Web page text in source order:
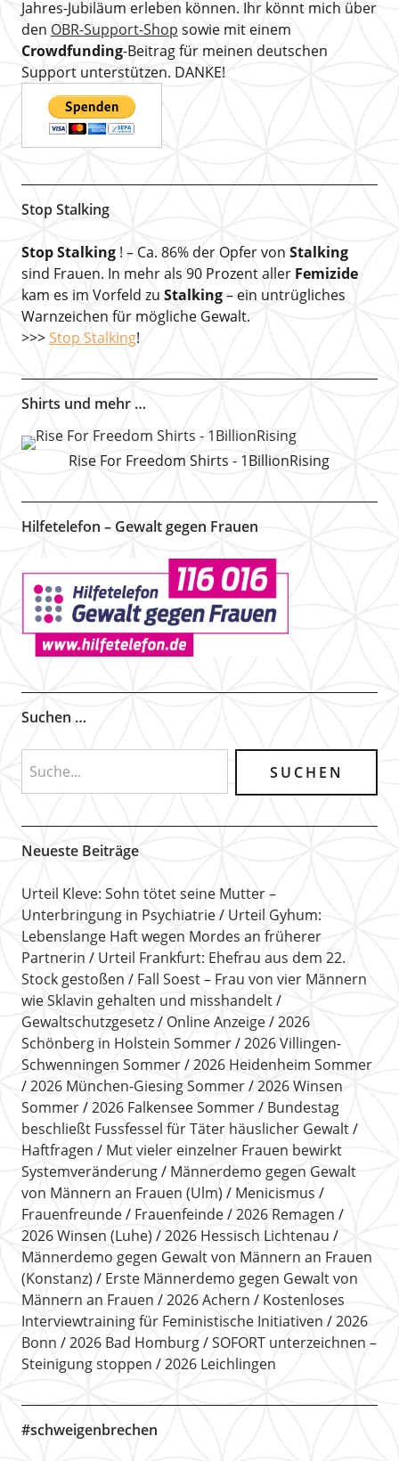
Jahres-Jubiläum erleben können. Ihr könnt mich über
den OBR-Support-Shop sowie mit einem
Crowdfunding-Beitrag für meinen deutschen
Support unterstützen. DANKE!
Stop Stalking
Stop Stalking! – Ca. 86% der Opfer von Stalking
sind Frauen. In mehr als 90 Prozent aller Femizide
kam es im Vorfeld zu Stalking– ein untrügliches
Warnzeichen für mögliche Gewalt.
>>> Stop Stalking!
Shirts und mehr …
Rise For Freedom Shirts - 1BillionRising
Hilfetelefon – Gewalt gegen Frauen
Suchen …
Neueste Beiträge
Urteil Kleve: Sohn tötet seine Mutter –
Unterbringung in Psychiatrie
Urteil Gyhum:
Lebenslange Haft wegen Mordes an früherer
Partnerin
Urteil Frankfurt: Ehefrau aus dem 22.
Stock gestoßen
Fall Soest – Frau von vier Männern
wie Sklavin gehalten und misshandelt
Gewaltschutzgesetz
Online Anzeige
2026
Schönberg in Holstein Sommer
2026 Villingen-
Schwenningen Sommer
2026 Heidenheim Sommer
2026 München-Giesing Sommer
2026 Winsen
Sommer
2026 Falkensee Sommer
Bundestag
beschließt Fussfessel für Täter häuslicher Gewalt
Haftfragen
Mut vieler einzelner Frauen bewirkt
Systemveränderung
Männerdemo gegen Gewalt
von Männern an Frauen (Ulm)
Menicismus
Frauenfreunde
Frauenfeinde
2026 Remagen
2026 Winsen (Luhe)
2026 Hessisch Lichtenau
Männerdemo gegen Gewalt von Männern an Frauen
(Konstanz)
Erste Männerdemo gegen Gewalt von
Männern an Frauen
2026 Achern
Kostenloses
Interviewtraining für Feministische Initiativen
2026
Bonn
2026 Bad Homburg
SOFORT unterzeichnen –
Steinigung stoppen
2026 Leichlingen
#schweigenbrechen